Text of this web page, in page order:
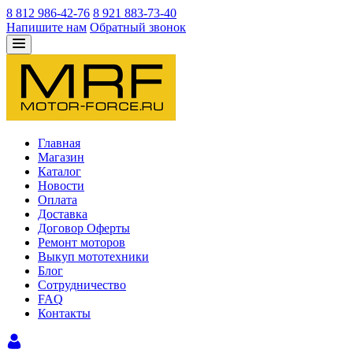
8 812 986-42-76 8 921 883-73-40
Напишите нам Обратный звонок
Главная
Магазин
Каталог
Новости
Оплата
Доставка
Договор Оферты
Ремонт моторов
Выкуп мототехники
Блог
Сотрудничество
FAQ
Контакты